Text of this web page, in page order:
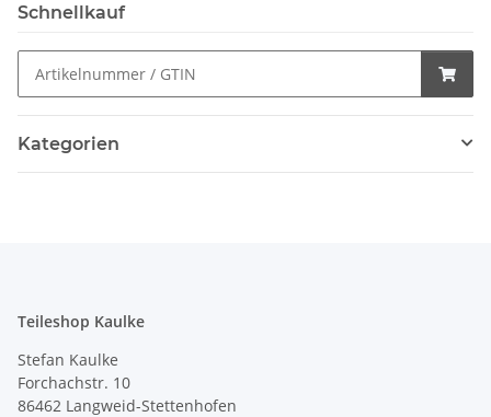
Schnellkauf
Kategorien
Teileshop Kaulke
Stefan Kaulke
Forchachstr. 10
86462 Langweid-Stettenhofen